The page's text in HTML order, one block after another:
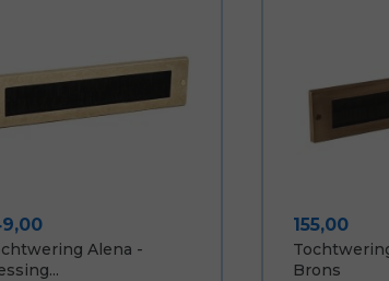
Alena -
Prijs
155,00
Brons